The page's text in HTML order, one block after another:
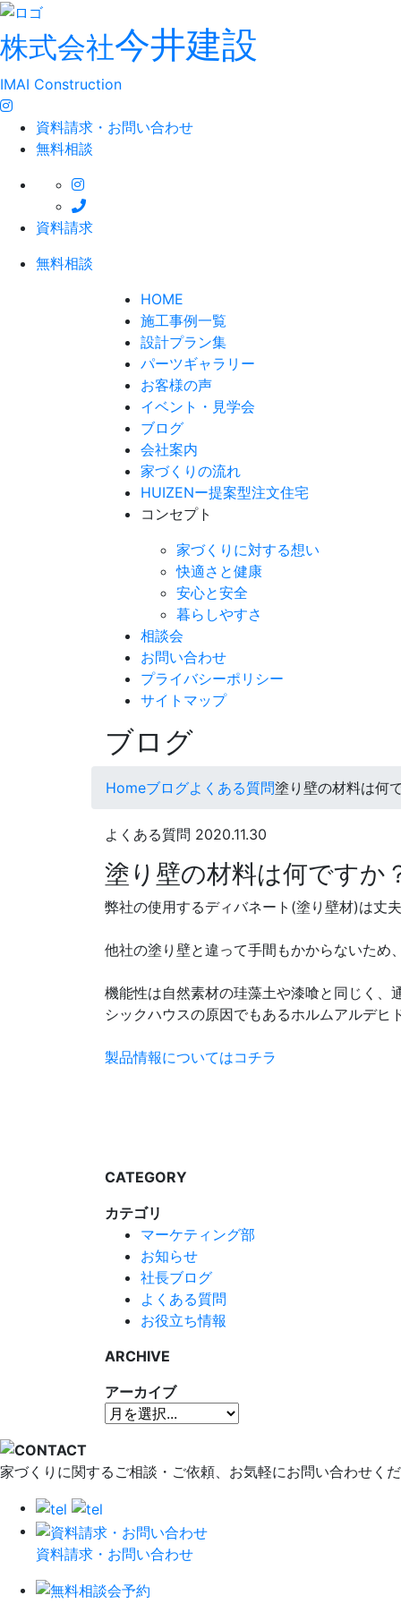
株式会社今井建設
IMAI Construction
資料請求・お問い合わせ
無料相談
資料請求
無料相談
HOME
施工事例一覧
設計プラン集
パーツギャラリー
お客様の声
イベント・見学会
ブログ
会社案内
家づくりの流れ
HUIZENー提案型注文住宅
コンセプト
家づくりに対する想い
快適さと健康
安心と安全
暮らしやすさ
相談会
お問い合わせ
プライバシーポリシー
サイトマップ
ブログ
Homeブログよくある質問塗り壁の材料は何
よくある質問 2020.11.30
塗り壁の材料は何ですか
弊社の使用するディバネート(塗り壁材)は丈
他社の塗り壁と違って手間もかからないため
機能性は自然素材の珪藻土や漆喰と同じく、
シックハウスの原因でもあるホルムアルデ
製品情報についてはコチラ
CATEGORY
カテゴリ
マーケティング部
お知らせ
社長ブログ
よくある質問
お役立ち情報
ARCHIVE
アーカイブ
家づくりに関するご相談・ご依頼、お気軽にお問い合わせく
資料請求・お問い合わせ